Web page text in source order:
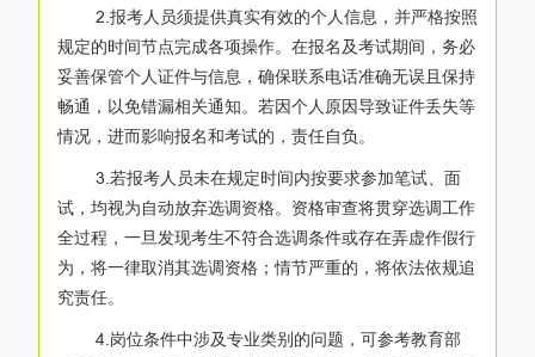
2.报考人员须提供真实有效的个人信息，并严格按照
规定的时间节点完成各项操作。在报名及考试期间，务必
妥善保管个人证件与信息，确保联系电话准确无误且保持
畅通，以免错漏相关通知。若因个人原因导致证件丢失等
情况，进而影响报名和考试的，责任自负。
3.若报考人员未在规定时间内按要求参加笔试、面
试，均视为自动放弃选调资格。资格审查将贯穿选调工作
全过程，一旦发现考生不符合选调条件或存在弄虚作假行
为，将一律取消其选调资格；情节严重的，将依法依规追
究责任。
4.岗位条件中涉及专业类别的问题，可参考教育部